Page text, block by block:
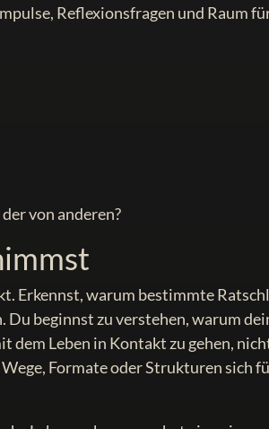
Reflexionsfragen und Raum
von anderen?
Erkennst, warum bestimmte
beginnst zu verstehen, warum
dem Leben in Kontakt zu gehen,
Formate oder Strukturen sich